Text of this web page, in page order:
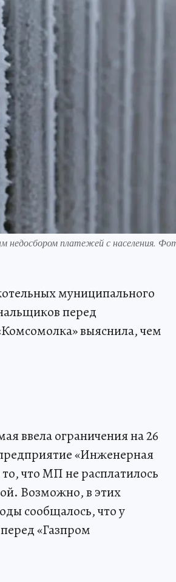
недосбором платежей с населения.
муниципального
перед
выяснила, чем
ввела ограничения на 26
«Инженерная
что МП не расплатилось
Возможно, в этих
сообщалось, что у
«Газпром